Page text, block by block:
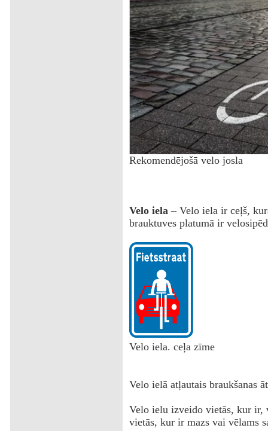
Rekomendējošā velo josla
Velo iela– Velo iela ir ceļš,
brauktuves platumā ir
Velo iela. ceļa zīme
Velo ielā atļautais braukšanas
Velo ielu izveido vietās, kur ir,
vietās, kur ir mazs vai vēlams